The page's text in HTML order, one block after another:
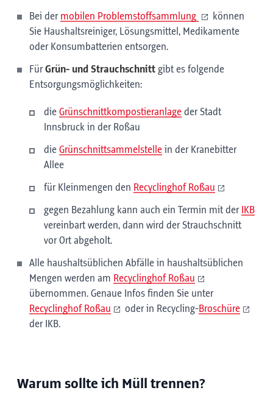
Bei der mobilen Problemstoffsammlung
können
Sie Haushaltsreiniger, Lösungsmittel, Medikamente
oder Konsumbatterien entsorgen.
FürGrün- und Strauchschnitt gibt es folgende
Entsorgungsmöglichkeiten:
die Grünschnittkompostieranlage der Stadt
Innsbruck in der Roßau
die Grünschnittsammelstelle in der Kranebitter
Allee
für Kleinmengen den Recyclinghof Roßau
gegen Bezahlung kann auch ein Termin mit der IKB
vereinbart werden, dann wird der Strauchschnitt
vor Ort abgeholt.
Alle haushaltsüblichen Abfälle in haushaltsüblichen
Mengen werden am Recyclinghof Roßau
übernommen. Genaue Infos finden Sie unter
Recyclinghof Roßau
oder in Recycling-Broschüre
der IKB.
Warum sollte ich Müll trennen?